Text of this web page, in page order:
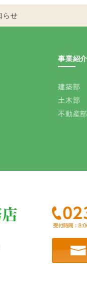
らせ
事業紹介
建築部
土木部
不動産部